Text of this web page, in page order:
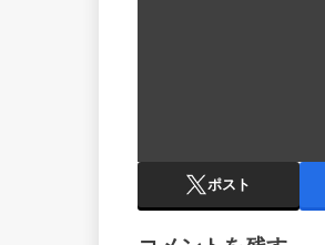
ポスト